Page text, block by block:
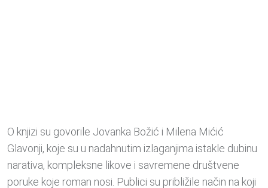
O knjizi su govorile Jovanka Božić i Milena Mićić
Glavonji, koje su u nadahnutim izlaganjima istakle dubinu
narativa, kompleksne likove i savremene društvene
poruke koje roman nosi. Publici su približile način na koji